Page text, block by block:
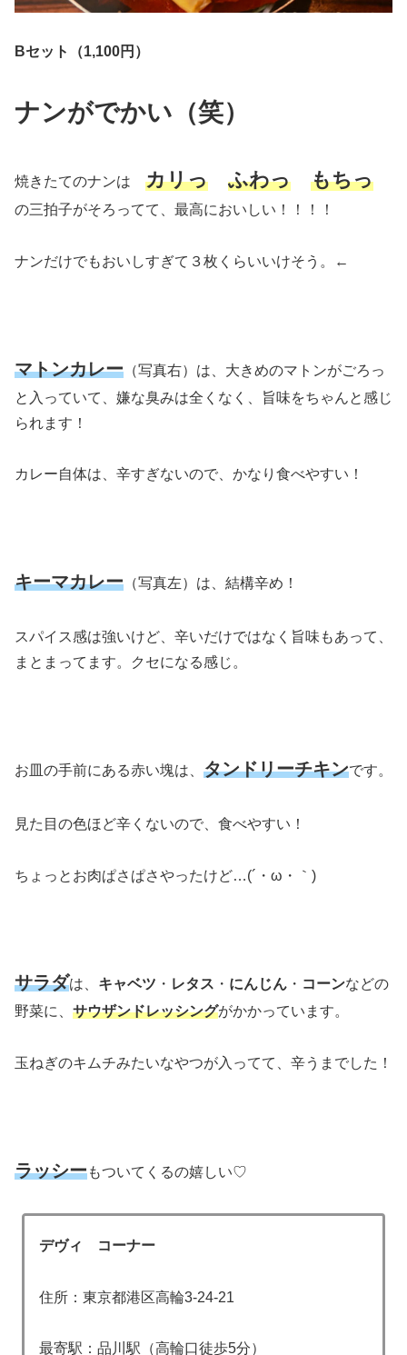
Bセット（1,100円）
ナンがでかい（笑）
焼きたてのナンは カリっ ふわっ もちっ
の三拍子がそろってて、最高においしい！！！！
ナンだけでもおいしすぎて３枚くらいいけそう。←
マトンカレー （写真右）は、大きめのマトンがごろっ
と入っていて、嫌な臭みは全くなく、旨味をちゃんと感じ
られます！
カレー自体は、辛すぎないので、かなり食べやすい！
キーマカレー （写真左）は、結構辛め！
スパイス感は強いけど、辛いだけではなく旨味もあって、
まとまってます。クセになる感じ。
お皿の手前にある赤い塊は、 タンドリーチキンです。
見た目の色ほど辛くないので、食べやすい！
ちょっとお肉ぱさぱさやったけど…(´・ω・｀)
サラダは、 キャベツ ・ レタス ・ にんじん ・ コーンなどの
野菜に、 サウザンドレッシングがかかっています。
玉ねぎのキムチみたいなやつが入ってて、辛うまでした！
ラッシーもついてくるの嬉しい♡
デヴィ コーナー
住所：東京都港区高輪3-24-21
最寄駅：品川駅（高輪口徒歩5分）